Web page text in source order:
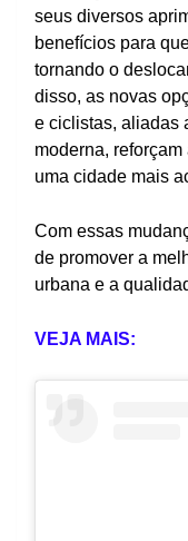
seus diversos
benefícios para
tornando o
disso, as novas
e ciclistas, aliadas
moderna,
uma cidade mais
Com essas
de promover a
urbana e a
VEJA MAIS: